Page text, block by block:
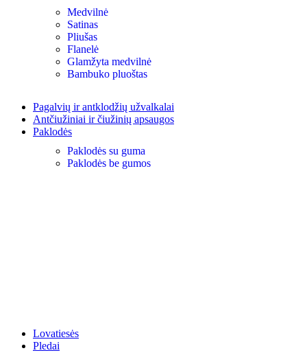
Medvilnė
Satinas
Pliušas
Flanelė
Glamžyta medvilnė
Bambuko pluoštas
Pagalvių ir antklodžių užvalkalai
Antčiužiniai ir čiužinių apsaugos
Paklodės
Paklodės su guma
Paklodės be gumos
Lovatiesės
Pledai